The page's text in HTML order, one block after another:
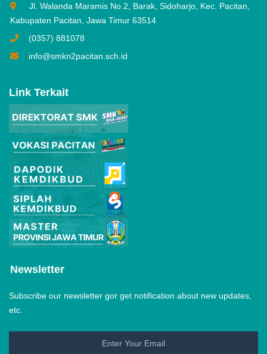
Jl. Walanda Maramis No.2, Barak, Sidoharjo, Kec. Pacitan,
Kabupaten Pacitan, Jawa Timur 63514
(0357) 881078
info@smkn2pacitan.sch.id
Link Terkait
Newsletter
Subscribe our newsletter gor get notification about new updates,
etc.